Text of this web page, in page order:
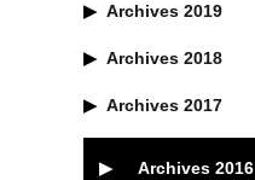
▶︎ Archives 2019
▶︎ Archives 2018
▶︎ Archives 2017
▶︎ Archives 2016